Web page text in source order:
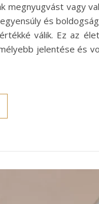
megnyugvást vagy
és
válik. Ez az
jelentése és